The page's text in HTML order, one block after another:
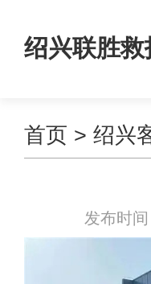
绍兴联胜救
首页 > 绍兴
发布时